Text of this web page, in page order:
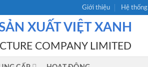
Giới thiệu Hệ
XUẤT VIỆT XANH
COMPANY LIMITED